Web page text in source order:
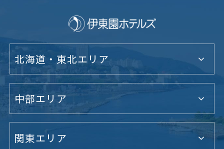
北海道・東北エリア
中部エリア
関東エリア